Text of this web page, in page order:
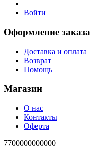
Войти
Оформление заказа
Доставка и оплата
Возврат
Помощь
Магазин
О нас
Контакты
Оферта
7700000000000